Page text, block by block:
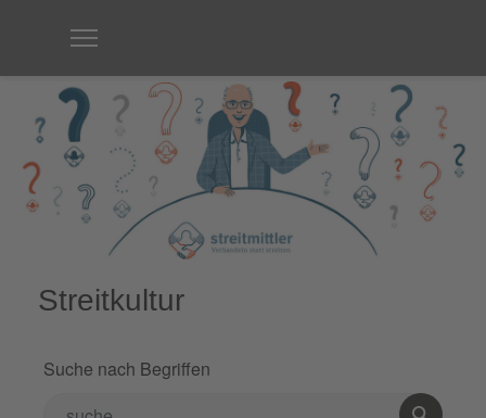
Streitkultur
Suche nach Begriffen